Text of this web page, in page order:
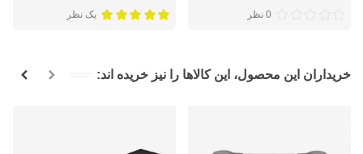
0 نظر یک نظر
خریداران این محصول، این کالاها را نیز خریده اند: